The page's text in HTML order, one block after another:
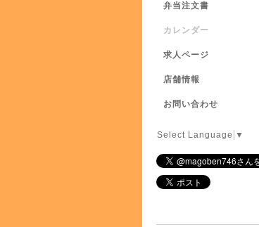
弁当注文書
カレンダー
求人ページ
店舗情報
お問い合わせ
Select Language ▼